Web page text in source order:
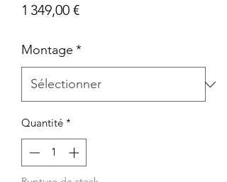
1 349,00 €Prix
Montage *
Quantité *